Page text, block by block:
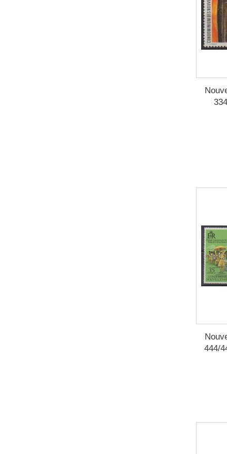
444/